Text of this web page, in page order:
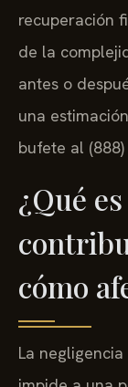
recuperación
de la
antes o
una
bufete al (888)
¿Qué
cómo
La
impide a una